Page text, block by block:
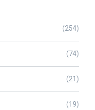
(254)
(74)
(21)
(19)